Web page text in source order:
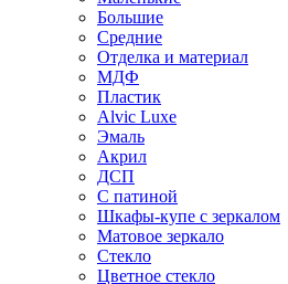
Большие
Средние
Отделка и материал
МДФ
Пластик
Alvic Luxe
Эмаль
Акрил
ДСП
С патиной
Шкафы-купе с зеркалом
Матовое зеркало
Стекло
Цветное стекло